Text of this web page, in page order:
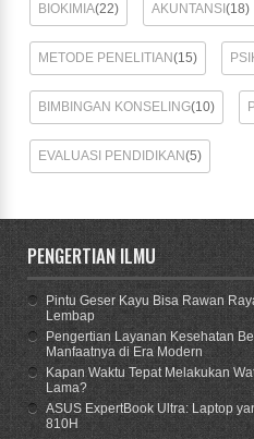
BIOKIMIA(22) AKUNTANSI (18)
METODE PENELITIAN(15)
BIMBINGAN KONSELING(10)
EVALUASI PENDIDIKAN(5)
PENGERTIAN ILMU
Pintu Geser Kayu Bisa Rawan
Lembap
Pengertian Layanan Kesehatan
Manfaatnya di Era Modern
Kapan Waktu Tepat Melakukan
Lama?
ASUS ExpertBook Ultra: Laptop
810H